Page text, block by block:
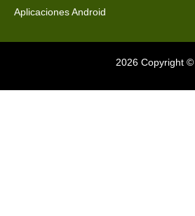
Aplicaciones Android
2026 Copyright ©